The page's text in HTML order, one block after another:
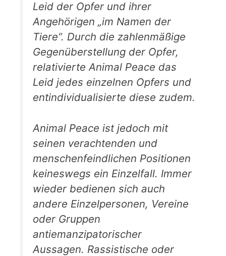
Leid der Opfer und ihrer
Angehörigen „im Namen der
Tiere“. Durch die zahlenmäßige
Gegenüberstellung der Opfer,
relativierte Animal Peace das
Leid jedes einzelnen Opfers und
entindividualisierte diese zudem.
Animal Peace ist jedoch mit
seinen verachtenden und
menschenfeindlichen Positionen
keineswegs ein Einzelfall. Immer
wieder bedienen sich auch
andere Einzelpersonen, Vereine
oder Gruppen
antiemanzipatorischer
Aussagen. Rassistische oder